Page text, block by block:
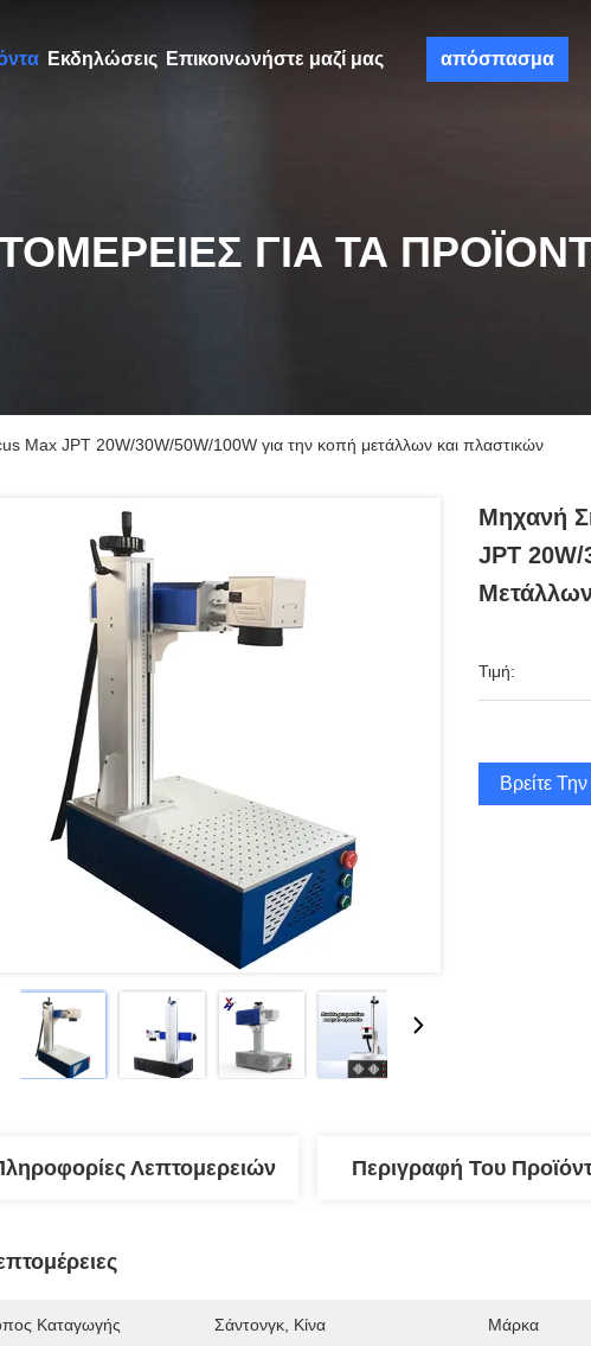
Εκδηλώσεις Επικοινωνήστε μαζί μας απόσπασμα
ΓΙΑ ΤΑ
Max JPT 20W/30W/50W/100W για την κοπή μετάλλων και πλαστικών
Μηχανή
JPT 20W/
Τιμή:
Βρείτε
Λεπτομερειών Περιγραφή Του
Καταγωγής Σάντονγκ, Κίνα Μάρκα